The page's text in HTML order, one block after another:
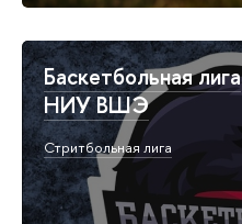
Баскетбольная лига
НИУ ВШЭ
Стритбольная лига